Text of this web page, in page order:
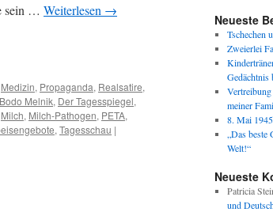
sein … Weiterlesen →
Medizin, Propaganda, Realsatire,
Bodo Melnik, Der Tagesspiegel,
Milch, Milch-Pathogen, PETA,
,Tagesschau |
Neueste
Tschechen
Zweierlei
Gedächtnis
Vertreibung
meiner
8. Mai 1945
„Das beste
Welt!“
Neueste
Patricia
und